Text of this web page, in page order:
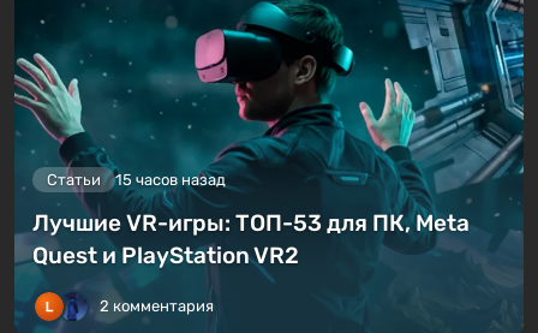
Статьи 15 часов назад
Лучшие VR-игры: ТОП-53 для ПК, Meta
Quest и PlayStation VR2
2 комментария